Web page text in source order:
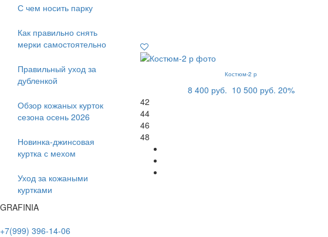
С чем носить парку
Как правильно снять
мерки самостоятельно
Правильный уход за
дубленкой
Обзор кожаных курток
сезона осень 2026
Новинка-джинсовая
куртка с мехом
Уход за кожаными
куртками
Костюм-2 р
8 400 руб. 10 500 руб. 20%
42
44
46
48
GRAFINIA
+7(999) 396-14-06